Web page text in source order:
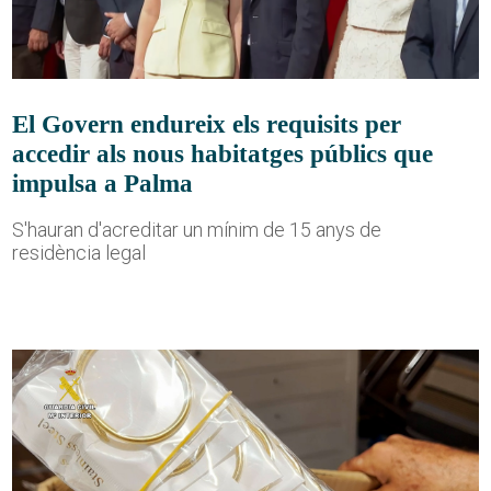
El Govern endureix els requisits per
accedir als nous habitatges públics que
impulsa a Palma
S'hauran d'acreditar un mínim de 15 anys de
residència legal